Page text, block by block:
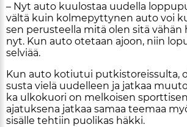
– Nyt au­to kuu­los­taa uu­del­la
väl­tä kuin kol­me­pyt­ty­nen au­to voi
sen pe­rus­teel­la mitä olen sitä
nyt. Kun au­to ote­taan ajoon, niin
sel­vi­ää.
Kun au­to ko­tiu­tui put­kis­to­reis­sul­ta,
sus­ta vie­lä uu­del­leen ja jat­kaa
ka ul­ko­kuo­ri on mel­koi­sen
aja­tuk­se­na jat­kaa sa­maa tee­maa
si­säl­le teh­tiin puo­li­kas häk­ki.